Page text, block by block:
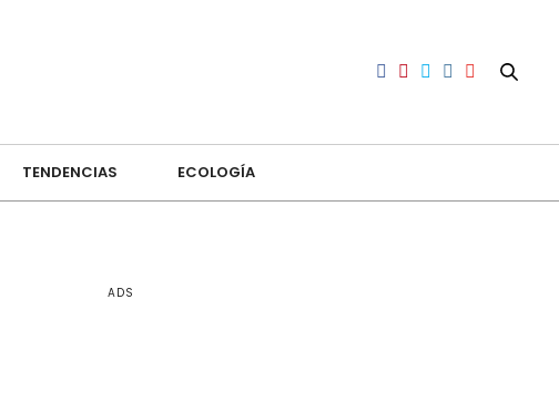
TENDENCIAS ECOLOGÍA
ADS